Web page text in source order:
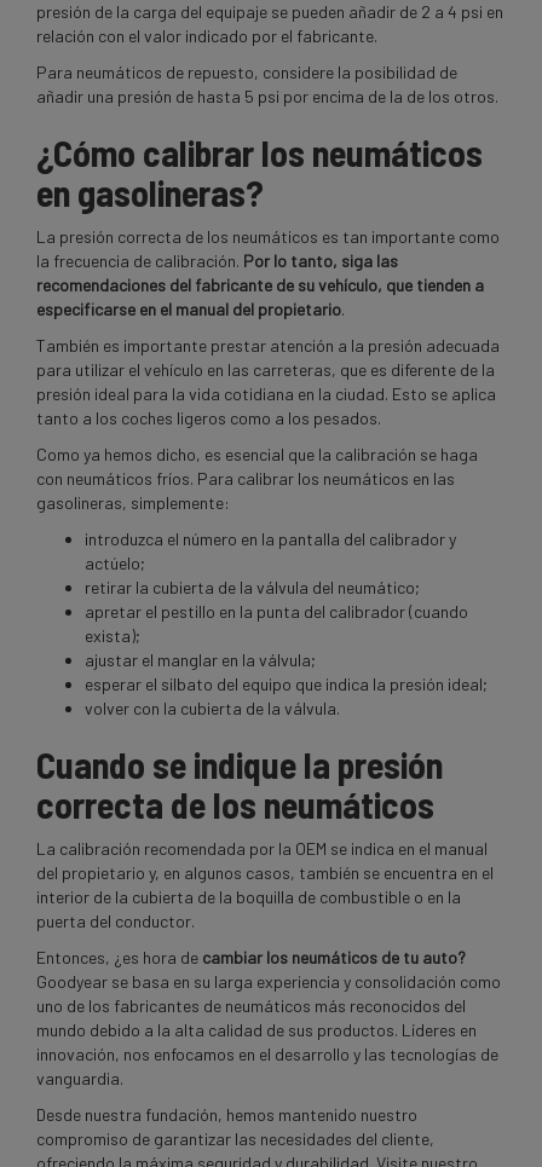
presión de la carga del equipaje se pueden añadir de 2 a 4 psi en
relación con el valor indicado por el fabricante.
Para neumáticos de repuesto, considere la posibilidad de
añadir una presión de hasta 5 psi por encima de la de los otros.
¿Cómo calibrar los neumáticos
en gasolineras?
La presión correcta de los neumáticos es tan importante como
la frecuencia de calibración. Por lo tanto, siga las
recomendaciones del fabricante de su vehículo, que tienden a
especificarse en el manual del propietario.
También es importante prestar atención a la presión adecuada
para utilizar el vehículo en las carreteras, que es diferente de la
presión ideal para la vida cotidiana en la ciudad. Esto se aplica
tanto a los coches ligeros como a los pesados.
Como ya hemos dicho, es esencial que la calibración se haga
con neumáticos fríos. Para calibrar los neumáticos en las
gasolineras, simplemente:
introduzca el número en la pantalla del calibrador y
actúelo;
retirar la cubierta de la válvula del neumático;
apretar el pestillo en la punta del calibrador (cuando
exista);
ajustar el manglar en la válvula;
esperar el silbato del equipo que indica la presión ideal;
volver con la cubierta de la válvula.
Cuando se indique la presión
correcta de los neumáticos
La calibración recomendada por la OEM se indica en el manual
del propietario y, en algunos casos, también se encuentra en el
interior de la cubierta de la boquilla de combustible o en la
puerta del conductor.
Entonces, ¿es hora de cambiar los neumáticos de tu auto?
Goodyear se basa en su larga experiencia y consolidación como
uno de los fabricantes de neumáticos más reconocidos del
mundo debido a la alta calidad de sus productos. Líderes en
innovación, nos enfocamos en el desarrollo y las tecnologías de
vanguardia.
Desde nuestra fundación, hemos mantenido nuestro
compromiso de garantizar las necesidades del cliente,
ofreciendo la máxima seguridad y durabilidad. Visite nuestro